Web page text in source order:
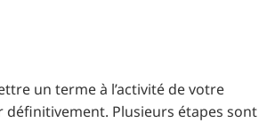
un terme à l’activité de votre
définitivement. Plusieurs étapes sont